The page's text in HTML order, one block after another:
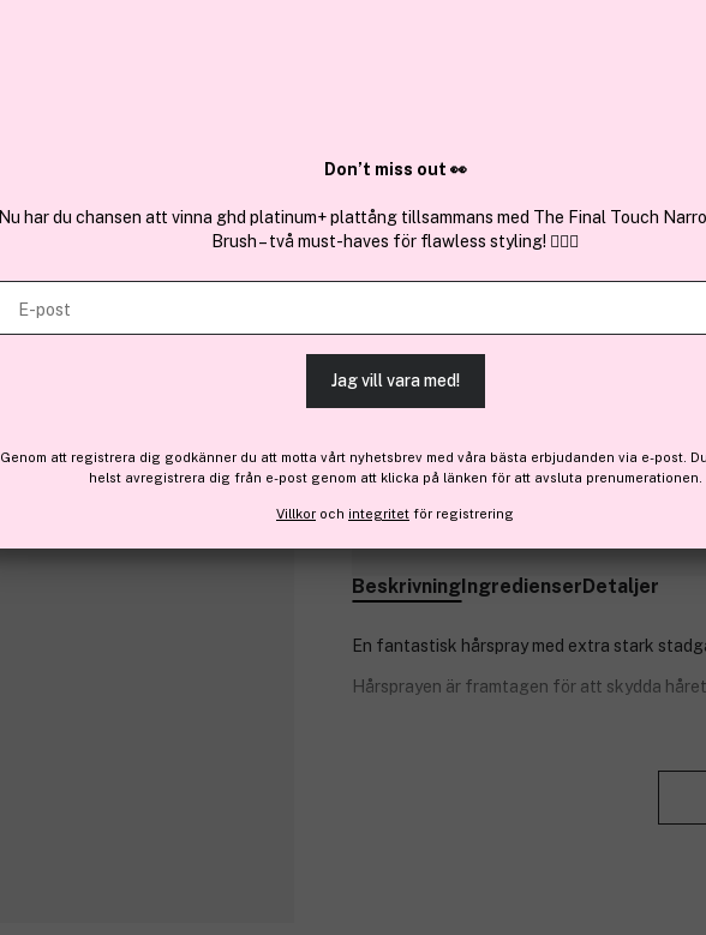
✓ Över 1,5 miljon
Wella Eimi
Wella Professionals Eimi
(264)
177 kr
Tillfälligt slut
Beskrivning Ingredienser Detaljer
En fantastisk hårspray med extra stark
Hårsprayen är framtagen för att skydda
Don’t miss out 👀
Nu har du chansen att vinna ghd platinum+ plattång tillsammans med The Final Touch
Brush – två must-haves för flawless styling! 💇‍♀️✨
E-post
Jag vill vara med!
Genom att registrera dig godkänner du att motta vårt nyhetsbrev med våra bästa erbjudanden via e-post.
helst avregistrera dig från e-post genom att klicka på länken för att avsluta prenumerationen.
Villkor och integritet för registrering